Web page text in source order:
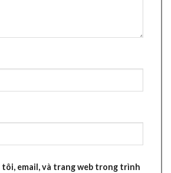
tôi, email, và trang web trong trình